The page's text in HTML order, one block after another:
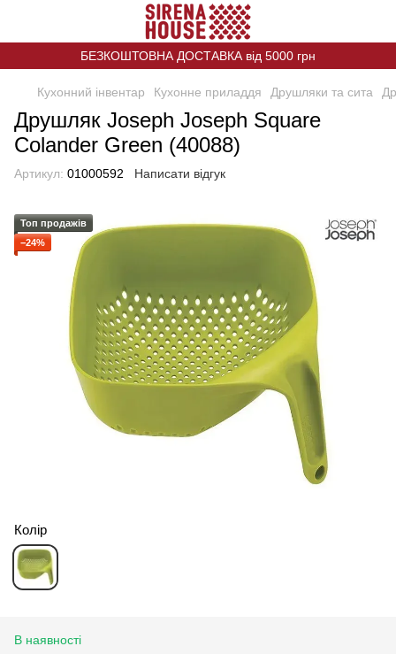
БЕЗКОШТОВНА ДОСТАВКА від 5000 грн
Кухонний інвентар Кухонне приладдя Друшляки та сита
Друшляк Joseph Joseph Square
Colander Green (40088)
Артикул: 01000592 Написати відгук
Топ продажів
−24%
Колір
В наявності